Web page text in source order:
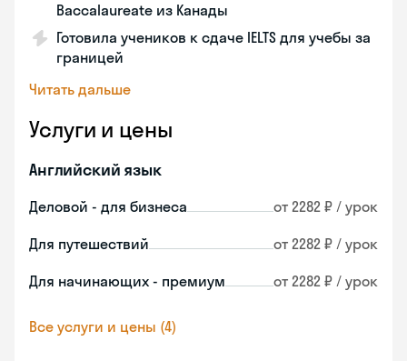
Baccalaureate из Канады
Готовила учеников к сдаче IELTS для учебы за
границей
Читать дальше
Услуги и цены
Английский язык
Деловой - для бизнеса от 2282 ₽ / урок
Для путешествий от 2282 ₽ / урок
Для начинающих - премиум от 2282 ₽ / урок
Все услуги и цены (4)